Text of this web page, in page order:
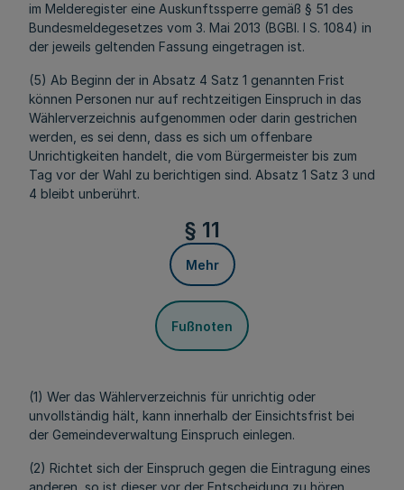
im Melderegister eine Auskunftssperre gemäß § 51 des
Bundesmeldegesetzes vom 3. Mai 2013 (BGBl. I S. 1084) in
der jeweils geltenden Fassung eingetragen ist.
(5) Ab Beginn der in Absatz 4 Satz 1 genannten Frist
können Personen nur auf rechtzeitigen Einspruch in das
Wählerverzeichnis aufgenommen oder darin gestrichen
werden, es sei denn, dass es sich um offenbare
Unrichtigkeiten handelt, die vom Bürgermeister bis zum
Tag vor der Wahl zu berichtigen sind. Absatz 1 Satz 3 und
4 bleibt unberührt.
§ 11
Mehr
Fußnoten
(1) Wer das Wählerverzeichnis für unrichtig oder
unvollständig hält, kann innerhalb der Einsichtsfrist bei
der Gemeindeverwaltung Einspruch einlegen.
(2) Richtet sich der Einspruch gegen die Eintragung eines
anderen, so ist dieser vor der Entscheidung zu hören.